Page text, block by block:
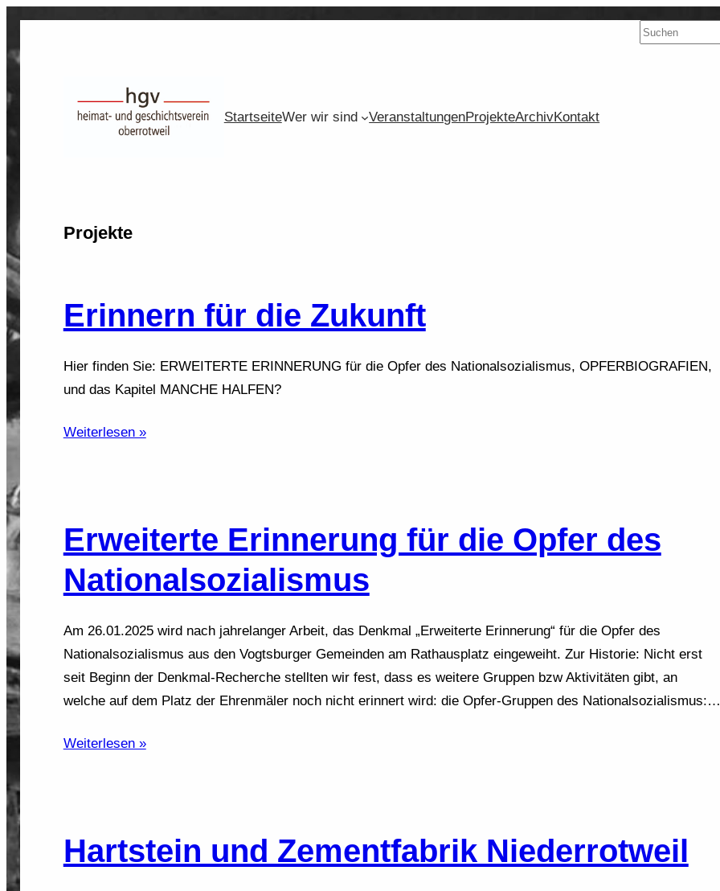
Zum
springen
Suchen
StartseiteWer wir sind VeranstaltungenProjekteArchivKontakt
Projekte
Erinnern für die Zukunft
Hier finden Sie: ERWEITERTE ERINNERUNG für die Opfer des Nationalsozialismus, OPFERBIOGRAFIEN,
und das Kapitel MANCHE HALFEN?
Weiterlesen »
Erweiterte Erinnerung für die Opfer des
Nationalsozialismus
Am 26.01.2025 wird nach jahrelanger Arbeit, das Denkmal „Erweiterte Erinnerung“ für die Opfer des
Nationalsozialismus aus den Vogtsburger Gemeinden am Rathausplatz eingeweiht. Zur Historie: Nicht erst
seit Beginn der Denkmal-Recherche stellten wir fest, dass es weitere Gruppen bzw Aktivitäten gibt, an
welche auf dem Platz der Ehrenmäler noch nicht erinnert wird: die Opfer-Gruppen des Nationalsozialismus:…
Weiterlesen »
Hartstein und Zementfabrik Niederrotweil